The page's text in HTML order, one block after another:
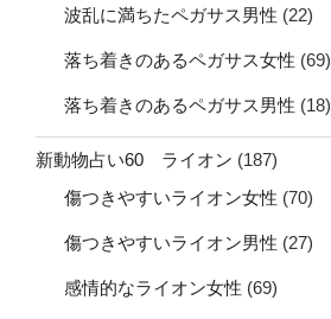
波乱に満ちたペガサス男性 (22)
落ち着きのあるペガサス女性 (69)
落ち着きのあるペガサス男性 (18)
新動物占い60 ライオン (187)
傷つきやすいライオン女性 (70)
傷つきやすいライオン男性 (27)
感情的なライオン女性 (69)